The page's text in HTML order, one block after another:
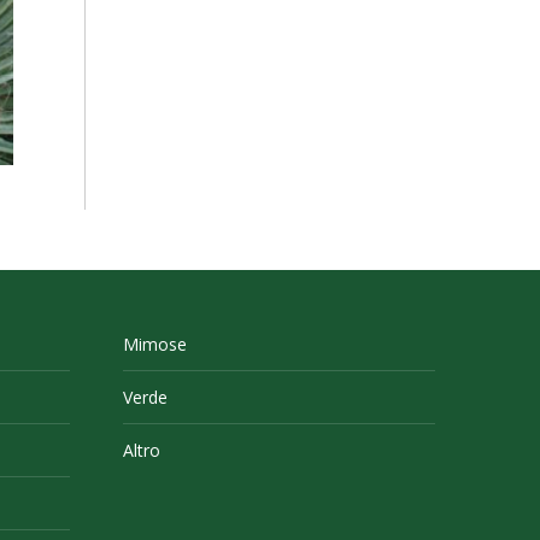
Mimose
Verde
Altro